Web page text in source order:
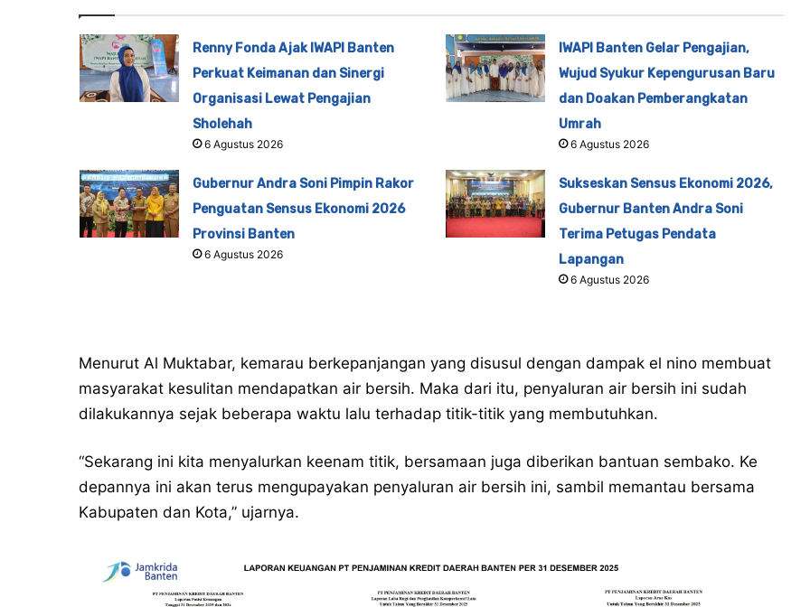
Renny Fonda Ajak IWAPI Banten
Perkuat Keimanan dan Sinergi
Organisasi Lewat Pengajian
Sholehah
6 Agustus 2026
IWAPI Banten Gelar Pengajian,
Wujud Syukur Kepengurusan Baru
dan Doakan Pemberangkatan
Umrah
6 Agustus 2026
Gubernur Andra Soni Pimpin Rakor
Penguatan Sensus Ekonomi 2026
Provinsi Banten
6 Agustus 2026
Sukseskan Sensus Ekonomi 2026,
Gubernur Banten Andra Soni
Terima Petugas Pendata
Lapangan
6 Agustus 2026
Menurut Al Muktabar, kemarau berkepanjangan yang disusul dengan dampak el nino membuat
masyarakat kesulitan mendapatkan air bersih. Maka dari itu, penyaluran air bersih ini sudah
dilakukannya sejak beberapa waktu lalu terhadap titik-titik yang membutuhkan.
“Sekarang ini kita menyalurkan keenam titik, bersamaan juga diberikan bantuan sembako. Ke
depannya ini akan terus mengupayakan penyaluran air bersih ini, sambil memantau bersama
Kabupaten dan Kota,” ujarnya.